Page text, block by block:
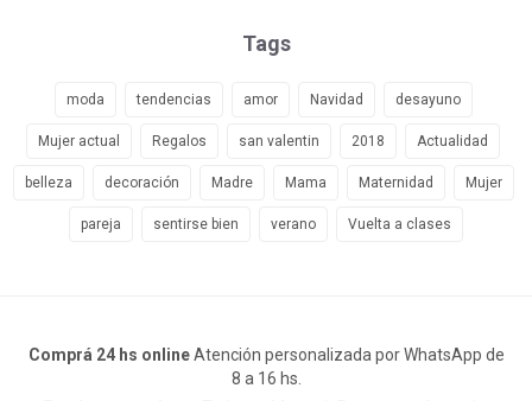
Tags
moda tendencias amor Navidad desayuno
Mujer actual Regalos san valentin 2018 Actualidad
belleza decoración Madre Mama Maternidad Mujer
pareja sentirse bien verano Vuelta a clases
Comprá 24 hs onlineAtención personalizada por WhatsApp de
8 a 16 hs.